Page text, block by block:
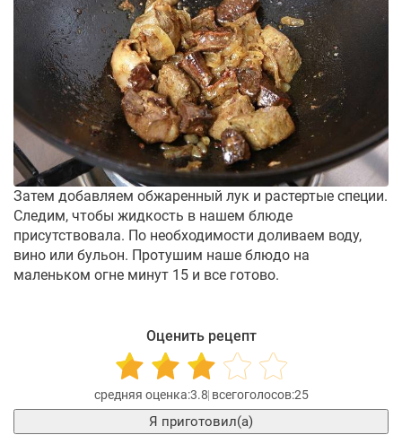
Затем добавляем обжаренный лук и растертые специи.
Следим, чтобы жидкость в нашем блюде
присутствовала. По необходимости доливаем воду,
вино или бульон. Протушим наше блюдо на
маленьком огне минут 15 и все готово.
Оценить рецепт
3.8 25
Я приготовил(а)